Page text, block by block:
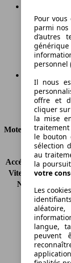
245 g/km
Émissions
Ø 9.3 l/100km
Consommation
Moteur et
KW (CH)
Accélération (0-
Vitesse maximale
Nombre de
Couple
Cylindrée
Carburant
Cylindres
Transmission
Type de
Pour
parmi
d’autres
personnel
Il nous
offre et
cliquer
la mise
traitement
le bouton
sélection
au
la
votre
Les
langue,
peuvent